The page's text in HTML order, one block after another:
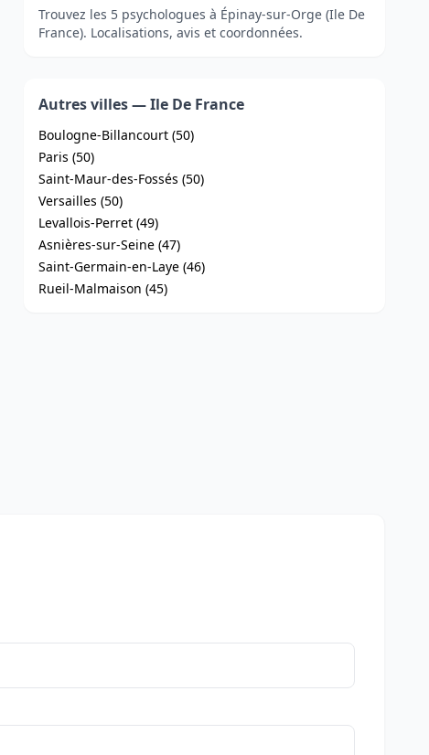
Trouvez les 5 psychologues à Épinay-sur-Orge (Ile De
France). Localisations, avis et coordonnées.
Autres villes — Ile De France
Boulogne-Billancourt (50)
Paris (50)
Saint-Maur-des-Fossés (50)
Versailles (50)
Levallois-Perret (49)
Asnières-sur-Seine (47)
Saint-Germain-en-Laye (46)
Rueil-Malmaison (45)